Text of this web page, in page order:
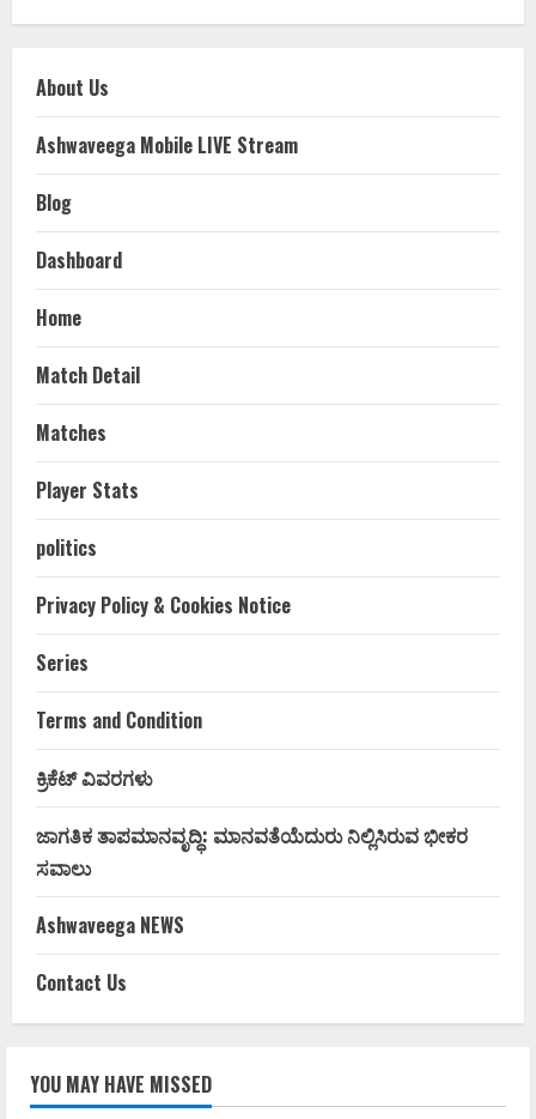
About Us
Ashwaveega Mobile LIVE Stream
Blog
Dashboard
Home
Match Detail
Matches
Player Stats
politics
Privacy Policy & Cookies Notice
Series
Terms and Condition
ಕ್ರಿಕೆಟ್ ವಿವರಗಳು
ಜಾಗತಿಕ ತಾಪಮಾನವೃದ್ಧಿ: ಮಾನವತೆಯೆದುರು ನಿಲ್ಲಿಸಿರುವ ಭೀಕರ
ಸವಾಲು
Ashwaveega NEWS
Contact Us
YOU MAY HAVE MISSED